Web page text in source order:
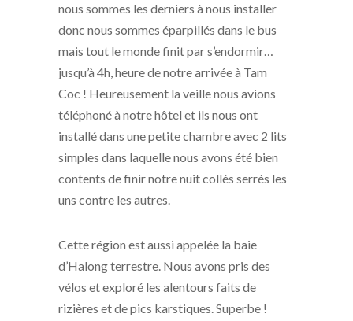
nous sommes les derniers à nous installer
donc nous sommes éparpillés dans le bus
mais tout le monde finit par s’endormir…
jusqu’à 4h, heure de notre arrivée à Tam
Coc ! Heureusement la veille nous avions
téléphoné à notre hôtel et ils nous ont
installé dans une petite chambre avec 2 lits
simples dans laquelle nous avons été bien
contents de finir notre nuit collés serrés les
uns contre les autres.
Cette région est aussi appelée la baie
d’Halong terrestre. Nous avons pris des
vélos et exploré les alentours faits de
rizières et de pics karstiques. Superbe !